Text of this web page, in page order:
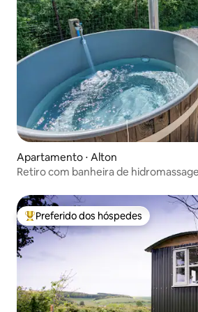
Apartamento ⋅ Alton
Retiro com banheira de
Entre os melhores preferidos dos
Preferido dos hóspedes